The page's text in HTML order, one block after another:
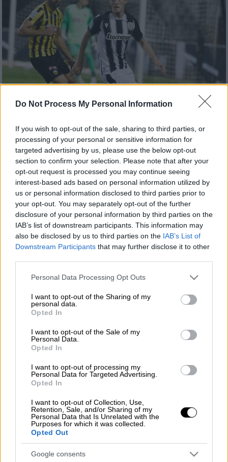
Do Not Process My Personal Information
If you wish to opt-out of the sale, sharing to third parties, or
processing of your personal or sensitive information for
targeted advertising by us, please use the below opt-out
section to confirm your selection. Please note that after your
opt-out request is processed you may continue seeing
interest-based ads based on personal information utilized by
us or personal information disclosed to third parties prior to
your opt-out. You may separately opt-out of the further
disclosure of your personal information by third parties on the
IAB’s list of downstream participants. This information may
also be disclosed by us to third parties on the IAB’s List of
Downstream Participants that may further disclose it to other
Please note that this website/app uses one or more Google
not limited to your visit or usage behaviour. You may click to
grant or deny consent to Google and its third-party tags to
use your data for below specified purposes in below Google
consent section.
Personal Data Processing Opt Outs
I want to opt-out of the Sharing of my
personal data.
Opted In
I want to opt-out of the Sale of my
Personal Data.
Opted In
I want to opt-out of processing my
Personal Data for Targeted Advertising.
Opted In
I want to opt-out of Collection, Use,
Retention, Sale, and/or Sharing of my
Personal Data that Is Unrelated with the
Purposes for which it was collected.
Opted Out
Google consents
Προσθέστε το ΕΘΝΟΣ στη Google
Την Τετάρτη 19 Ιανουαρίου, στις 19.00
ορίστηκε να πραγματοποιηθεί το ντέρμπι
της προημιτελικής φάσης τουΚυπέλλου
Ελλάδαςμεταξύ τουΠΑΟΚκαι τηςΑΕΚστην
Τούμπα. ΗΕΠΟανακοίνωσε το πρόγραμμα
των πρώτων αγώνων της προημιτελικής
φάσης που πέραν του ντέρμπι περιλαμβάνει
που θα γίνει την ίδια ημέρα στις 15.00 και
Παναθηναϊκούμε τηνΑναγέννηση
Καρδίτσαςπου θα πραγματοποιηθεί στη
Λεωφόρο στις 17.00.
Την επόμενη ημέρα, Πέμπτη 20 Ιανουαρίου
στις 21.30, θα διεξαχθεί ο τέταρτος
προημιτελικός μεταξύ τουΆρη
και της
Λαμίαςστο Κλ. Βικελίδης. Οι ρεβάνς θα
(26-28 Ιανουαρίου).
Το πρόγραμμα των προημιτελικών
του Κυπέλλου